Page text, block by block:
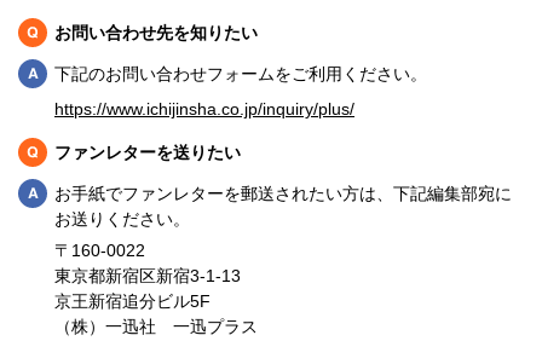
Qお問い合わせ先を知りたい
Q
下記のお問い合わせフォームをご利用ください。
https://www.ichijinsha.co.jp/inquiry/plus/
Qファンレターを送りたい
Qお手紙でファンレターを郵送されたい方は、下記編集部宛に
お送りください。
〒160-0022
東京都新宿区新宿3-1-13
京王新宿追分ビル5F
（株）一迅社 一迅プラス